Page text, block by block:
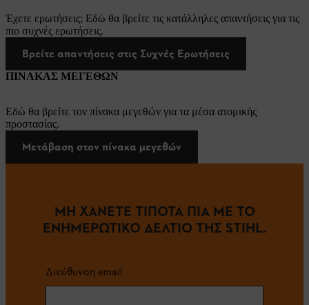
Έχετε ερωτήσεις; Εδώ θα βρείτε τις κατάλληλες απαντήσεις για τις
πιο συχνές ερωτήσεις.
Βρείτε απαντήσεις στις Συχνές Ερωτήσεις
ΠΙΝΑΚΑΣ ΜΕΓΕΘΩΝ
Εδώ θα βρείτε τον πίνακα μεγεθών για τα μέσα ατομικής
προστασίας.
Μετάβαση στον πίνακα μεγεθών
ΜΗ ΧΑΝΕΤΕ ΤΙΠΟΤΑ ΠΙΑ ΜΕ ΤΟ
ΕΝΗΜΕΡΩΤΙΚΟ ΔΕΛΤΙΟ ΤΗΣ STIHL.
Διεύθυνση email